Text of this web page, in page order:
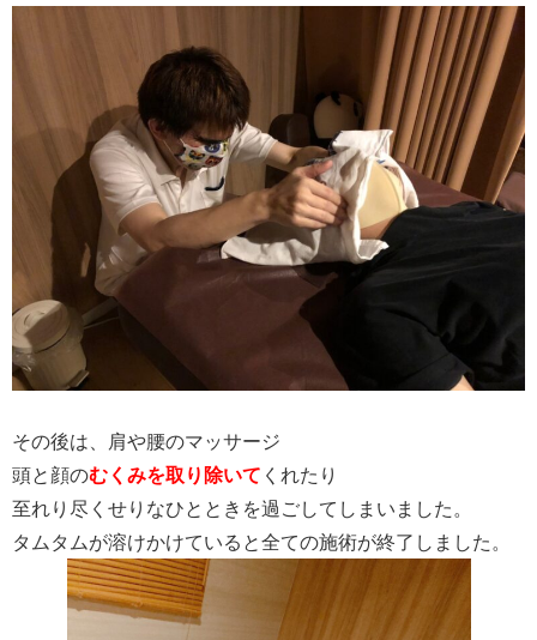
その後は、肩や腰のマッサージ
頭と顔のむくみを取り除いて くれたり
至れり尽くせりなひとときを過ごしてしまいました。
タムタムが溶けかけていると全ての施術が終了しました。